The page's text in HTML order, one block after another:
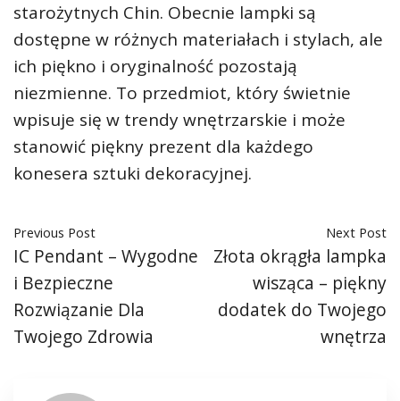
starożytnych Chin. Obecnie lampki są
dostępne w różnych materiałach i stylach, ale
ich piękno i oryginalność pozostają
niezmienne. To przedmiot, który świetnie
wpisuje się w trendy wnętrzarskie i może
stanowić piękny prezent dla każdego
konesera sztuki dekoracyjnej.
Previous Post
IC Pendant – Wygodne
i Bezpieczne
Rozwiązanie Dla
Twojego Zdrowia
Next Post
Złota okrągła lampka
wisząca – piękny
dodatek do Twojego
wnętrza